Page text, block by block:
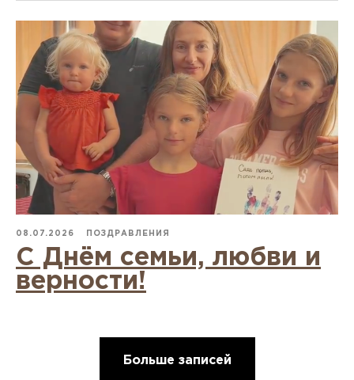
08.07.2026 ПОЗДРАВЛЕНИЯ
С Днём семьи, любви и
верности!
Больше записей